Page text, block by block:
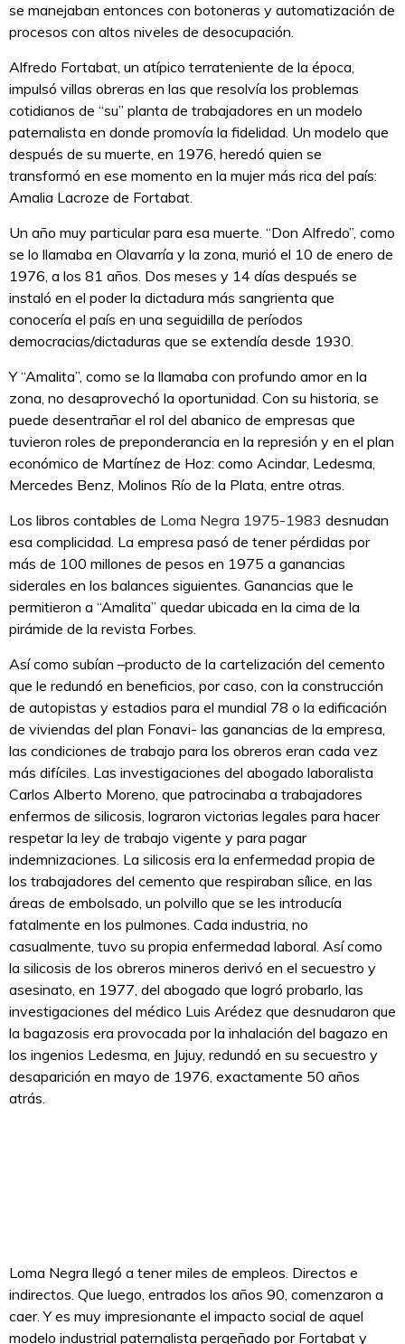
se manejaban entonces con botoneras y automatización de
procesos con altos niveles de desocupación.
Alfredo Fortabat, un atípico terrateniente de la época,
impulsó villas obreras en las que resolvía los problemas
cotidianos de “su” planta de trabajadores en un modelo
paternalista en donde promovía la fidelidad. Un modelo que
después de su muerte, en 1976, heredó quien se
transformó en ese momento en la mujer más rica del país:
Amalia Lacroze de Fortabat.
Un año muy particular para esa muerte. “Don Alfredo”, como
se lo llamaba en Olavarría y la zona, murió el 10 de enero de
1976, a los 81 años. Dos meses y 14 días después se
instaló en el poder la dictadura más sangrienta que
conocería el país en una seguidilla de períodos
democracias/dictaduras que se extendía desde 1930.
Y “Amalita”, como se la llamaba con profundo amor en la
zona, no desaprovechó la oportunidad. Con su historia, se
puede desentrañar el rol del abanico de empresas que
tuvieron roles de preponderancia en la represión y en el plan
económico de Martínez de Hoz: como Acindar, Ledesma,
Mercedes Benz, Molinos Río de la Plata, entre otras.
Los libros contables de Loma Negra 1975-1983 desnudan
esa complicidad. La empresa pasó de tener pérdidas por
más de 100 millones de pesos en 1975 a ganancias
siderales en los balances siguientes. Ganancias que le
permitieron a “Amalita” quedar ubicada en la cima de la
pirámide de la revista Forbes.
Así como subían –producto de la cartelización del cemento
que le redundó en beneficios, por caso, con la construcción
de autopistas y estadios para el mundial 78 o la edificación
de viviendas del plan Fonavi- las ganancias de la empresa,
las condiciones de trabajo para los obreros eran cada vez
más difíciles. Las investigaciones del abogado laboralista
Carlos Alberto Moreno, que patrocinaba a trabajadores
enfermos de silicosis, lograron victorias legales para hacer
respetar la ley de trabajo vigente y para pagar
indemnizaciones. La silicosis era la enfermedad propia de
los trabajadores del cemento que respiraban sílice, en las
áreas de embolsado, un polvillo que se les introducía
fatalmente en los pulmones. Cada industria, no
casualmente, tuvo su propia enfermedad laboral. Así como
la silicosis de los obreros mineros derivó en el secuestro y
asesinato, en 1977, del abogado que logró probarlo, las
investigaciones del médico Luis Arédez que desnudaron que
la bagazosis era provocada por la inhalación del bagazo en
los ingenios Ledesma, en Jujuy, redundó en su secuestro y
desaparición en mayo de 1976, exactamente 50 años
atrás.
Loma Negra llegó a tener miles de empleos. Directos e
indirectos. Que luego, entrados los años 90, comenzaron a
caer. Y es muy impresionante el impacto social de aquel
modelo industrial paternalista pergeñado por Fortabat y